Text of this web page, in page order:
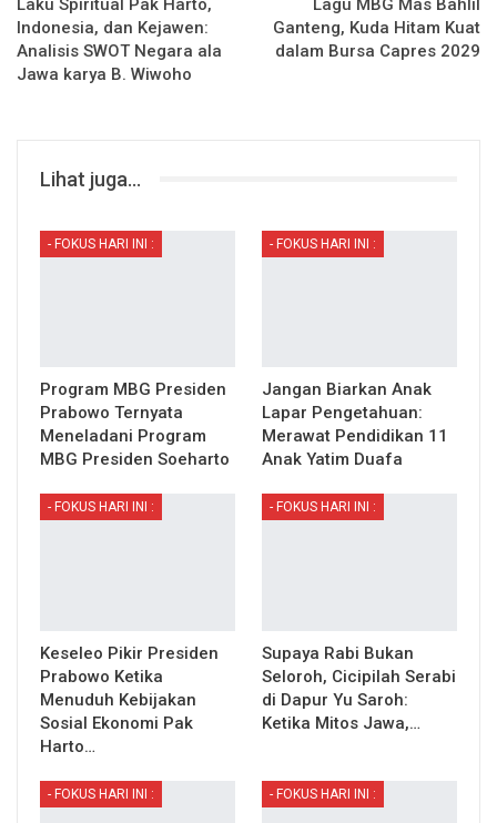
Laku Spiritual Pak Harto,
Indonesia, dan Kejawen:
Analisis SWOT Negara ala
Jawa karya B. Wiwoho
Lagu MBG Mas Bahlil
Ganteng, Kuda Hitam Kuat
dalam Bursa Capres 2029
Lihat juga...
- FOKUS HARI INI :
Program MBG Presiden
Prabowo Ternyata
Meneladani Program
MBG Presiden Soeharto
- FOKUS HARI INI :
Jangan Biarkan Anak
Lapar Pengetahuan:
Merawat Pendidikan 11
Anak Yatim Duafa
- FOKUS HARI INI :
Keseleo Pikir Presiden
Prabowo Ketika
Menuduh Kebijakan
Sosial Ekonomi Pak
Harto…
- FOKUS HARI INI :
Supaya Rabi Bukan
Seloroh, Cicipilah Serabi
di Dapur Yu Saroh:
Ketika Mitos Jawa,…
- FOKUS HARI INI : - FOKUS HARI INI :